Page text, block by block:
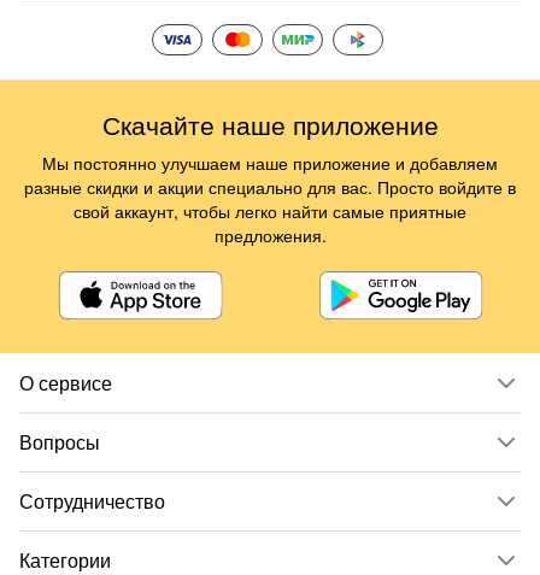
О сервисе
Вопросы
Сотрудничество
Категории
Скачайте наше приложение
Мы постоянно улучшаем наше приложение и добавляем
разные скидки и акции специально для вас. Просто войдите в
свой аккаунт, чтобы легко найти самые приятные
предложения.